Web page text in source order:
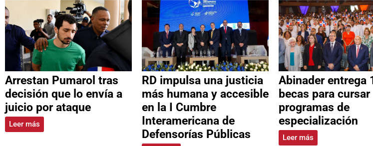
Arrestan Pumarol tras
decisión que lo envía a
juicio por ataque
Leer más
RD impulsa una justicia
más humana y accesible
en la I Cumbre
Interamericana de
Defensorías Públicas
Abinader entrega
becas para cursar
programas de
especialización
Leer más